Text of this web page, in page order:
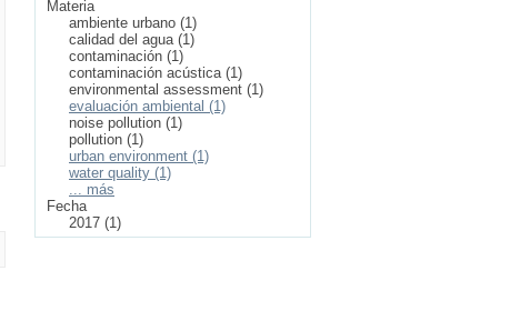
Materia
ambiente urbano (1)
calidad del agua (1)
contaminación (1)
contaminación acústica (1)
environmental assessment (1)
evaluación ambiental (1)
noise pollution (1)
pollution (1)
urban environment (1)
water quality (1)
... más
Fecha
2017 (1)